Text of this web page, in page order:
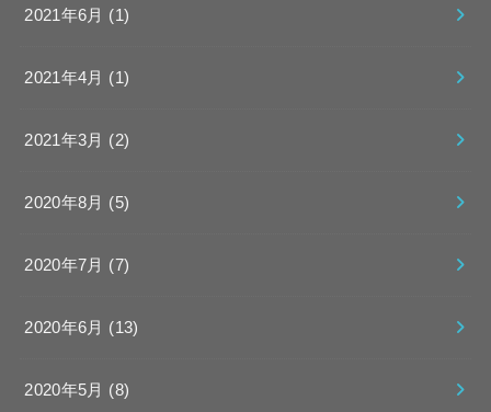
2021年6月 (1)
2021年4月 (1)
2021年3月 (2)
2020年8月 (5)
2020年7月 (7)
2020年6月 (13)
2020年5月 (8)